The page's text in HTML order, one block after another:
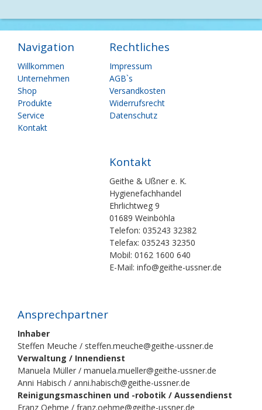
Navigation
Navigation
überspringen
Willkommen
Unternehmen
Shop
Produkte
Service
Kontakt
Rechtliches
Navigation
überspringen
Impressum
AGB`s
Versandkosten
Widerrufsrecht
Datenschutz
Kontakt
Geithe & Ußner e. K.
Hygienefachhandel
Ehrlichtweg 9
01689 Weinböhla
Telefon: 035243 32382
Telefax: 035243 32350
Mobil: 0162 1600 640
E-Mail: info@geithe-ussner.de
Ansprechpartner
Inhaber
Steffen Meuche / steffen.meuche@geithe-ussner.de
Verwaltung / Innendienst
Manuela Müller / manuela.mueller@geithe-ussner.de
Anni Habisch / anni.habisch@geithe-ussner.de
Reinigungsmaschinen und -robotik / Aussendienst
Franz Oehme / franz.oehme@geithe-ussner.de